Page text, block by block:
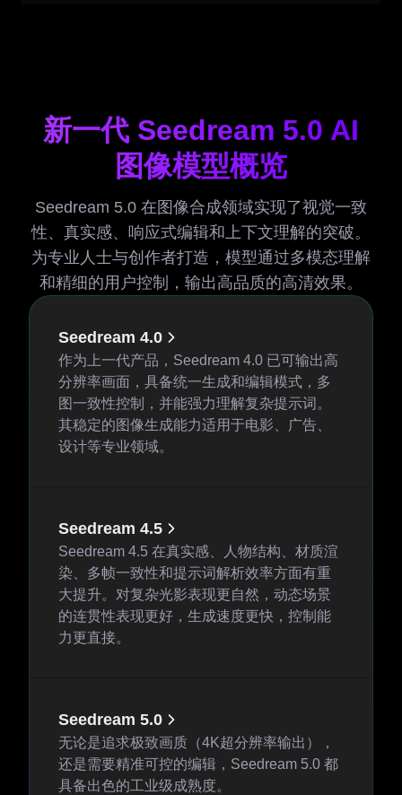
新一代 Seedream 5.0 AI
图像模型概览
Seedream 5.0 在图像合成领域实现了视觉一致
性、真实感、响应式编辑和上下文理解的突破。
为专业人士与创作者打造，模型通过多模态理解
和精细的用户控制，输出高品质的高清效果。
Seedream 4.0
作为上一代产品，Seedream 4.0 已可输出高
分辨率画面，具备统一生成和编辑模式，多
图一致性控制，并能强力理解复杂提示词。
其稳定的图像生成能力适用于电影、广告、
设计等专业领域。
Seedream 4.5
Seedream 4.5 在真实感、人物结构、材质渲
染、多帧一致性和提示词解析效率方面有重
大提升。对复杂光影表现更自然，动态场景
的连贯性表现更好，生成速度更快，控制能
力更直接。
Seedream 5.0
无论是追求极致画质（4K超分辨率输出），
还是需要精准可控的编辑，Seedream 5.0 都
具备出色的工业级成熟度。